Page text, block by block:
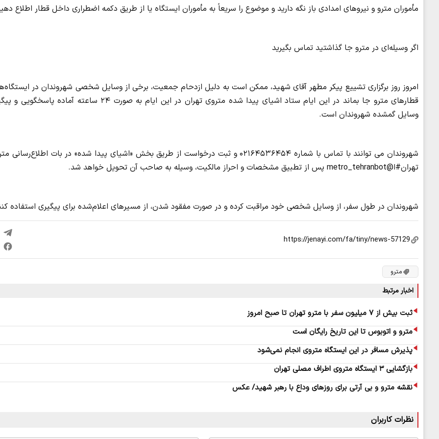
مأموران مترو و نیروهای امدادی باز نگه دارید و موضوع را سریعاً به مأموران ایستگاه یا از طریق دکمه اضطراری داخل قطار اطلاع
اگر وسیله‌ای در مترو جا گذاشتید تماس بگیرید
امروز روز برگزاری تشییع پیکر مطهر آقای شهید، ممکن است به دلیل ازدحام جمعیت، برخی از وسایل شخصی شهروندان در
قطارهای مترو جا بماند در این ایام ستاد اشیای پیدا شده متروی تهران در این ایام به‌ صورت ۲۴ ساعته آماده
وسایل گمشده شهروندان است.
شهروندان می توانند با تماس با شماره ۰۲۱۶۴۵۳۶۴۵۴ و ثبت درخواست از طریق بخش «اشیای پیدا شده» در بات اطلاع‌رسانی
تهران#ا@metro_tehranbot پس از تطبیق مشخصات و احراز مالکیت، وسیله به صاحب آن تحویل خواهد شد.
شهروندان در طول سفر، از وسایل شخصی خود مراقبت کرده و در صورت مفقود شدن، از مسیرهای اعلام‌شده برای پیگیری استفاده
مترو
اخبار مرتبط
ثبت بیش از ۷ میلیون سفر با مترو تهران تا صبح امروز
مترو و اتوبوس تا این تاریخ رایگان است
پذیرش مسافر در این ایستگاه متروی انجام نمی‌شود
بازگشایی ۳ ایستگاه متروی اطراف مصلی تهران
نقشه مترو و بی آرتی برای روزهای وداع با رهبر شهید/ عکس
نظرات کاربران